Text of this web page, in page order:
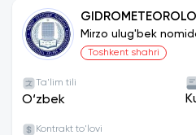
Mirzo ulug'bek
universiteti
Toshkent shahri
Ta'lim tili
O‘zbek
Kontrakt to'lovi